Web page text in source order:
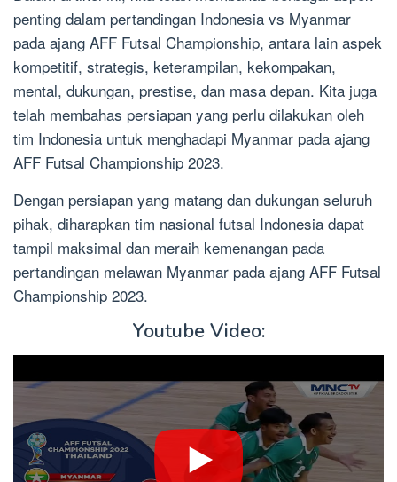
penting dalam pertandingan Indonesia vs Myanmar
pada ajang AFF Futsal Championship, antara lain aspek
kompetitif, strategis, keterampilan, kekompakan,
mental, dukungan, prestise, dan masa depan. Kita juga
telah membahas persiapan yang perlu dilakukan oleh
tim Indonesia untuk menghadapi Myanmar pada ajang
AFF Futsal Championship 2023.
Dengan persiapan yang matang dan dukungan seluruh
pihak, diharapkan tim nasional futsal Indonesia dapat
tampil maksimal dan meraih kemenangan pada
pertandingan melawan Myanmar pada ajang AFF Futsal
Championship 2023.
Youtube Video: